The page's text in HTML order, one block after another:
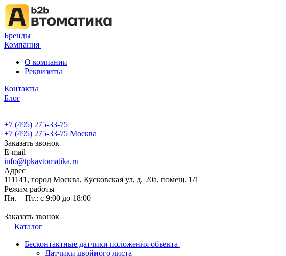
Бренды
Компания
О компании
Реквизиты
Контакты
Блог
+7 (495) 275-33-75
+7 (495) 275-33-75 Москва
Заказать звонок
E-mail
info@tpkavtomatika.ru
Адрес
111141, город Москва, Кусковская ул, д. 20а, помещ. 1/1
Режим работы
Пн. – Пт.: с 9:00 до 18:00
Заказать звонок
Каталог
Бесконтактные датчики положения объекта
Датчики двойного листа